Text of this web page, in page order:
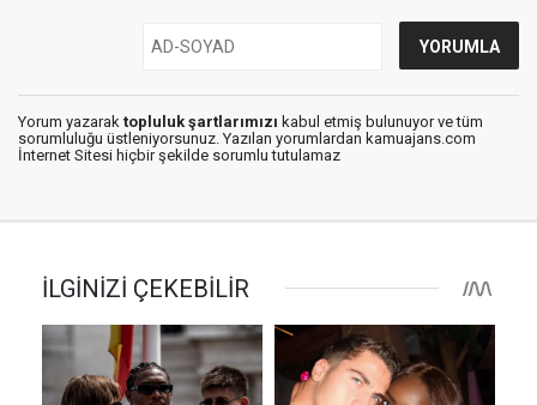
Yorum yazarak topluluk şartlarımızı kabul etmiş bulunuyor ve tüm
sorumluluğu üstleniyorsunuz. Yazılan yorumlardan kamuajans.com
İnternet Sitesi hiçbir şekilde sorumlu tutulamaz